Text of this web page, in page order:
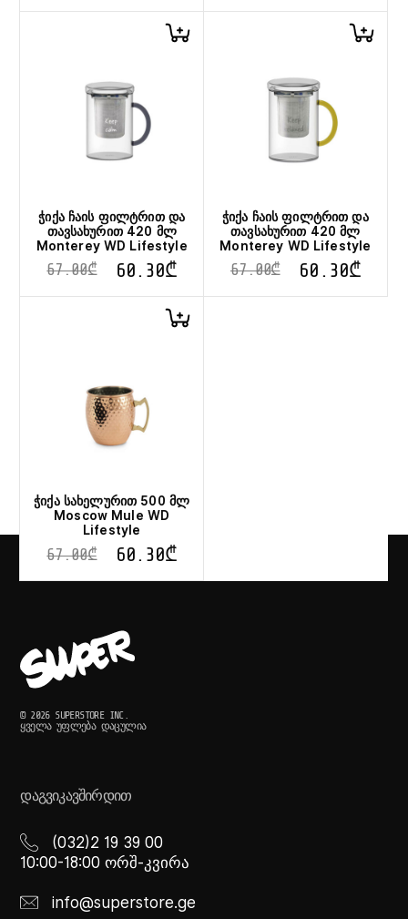
ჭიქა ჩაის ფილტრით და
თავსახურით 420 მლ
Monterey WD Lifestyle
67.00₾ 60.30₾
ჭიქა ჩაის ფილტრით და
თავსახურით 420 მლ
Monterey WD Lifestyle
67.00₾ 60.30₾
ჭიქა სახელურით 500 მლ
Moscow Mule WD
Lifestyle
67.00₾ 60.30₾
© 2026 SUPERSTORE INC.
ᲧᲕᲔᲚᲐ ᲣᲤᲚᲔᲑᲐ ᲓᲐᲪᲣᲚᲘᲐ
ᲓᲐᲒᲕᲘᲙᲐᲕᲨᲘᲠᲓᲘᲗ
(032)2 19 39 00
10:00-18:00 ორშ-კვირა
info@superstore.ge